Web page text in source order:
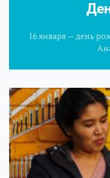
16 января — день